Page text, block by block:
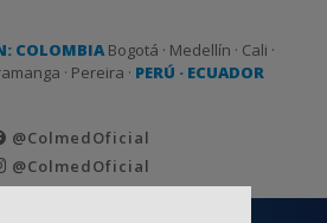
COLOMBIABogotá · Medellín · Cali ·
· Pereira · PERÚ · ECUADOR
@ColmedOficial
@ColmedOficial